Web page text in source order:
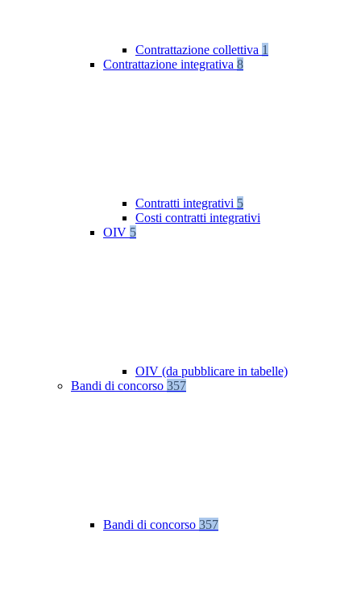
Contrattazione collettiva 1
Contrattazione integrativa 8
Contratti integrativi 5
Costi contratti integrativi
OIV 5
OIV (da pubblicare in tabelle)
Bandi di concorso 357
Bandi di concorso 357